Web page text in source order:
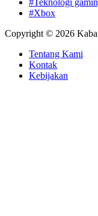
#Teknologi
#Xbox
Copyright © 2026
Tentang Kami
Kontak
Kebijakan